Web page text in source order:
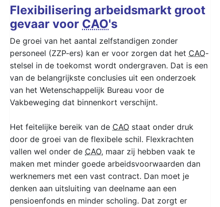
Flexibilisering arbeidsmarkt groot
gevaar voor CAO's
De groei van het aantal zelfstandigen zonder
personeel (ZZP-ers) kan er voor zorgen dat het CAO-
stelsel in de toekomst wordt ondergraven. Dat is een
van de belangrijkste conclusies uit een onderzoek
van het Wetenschappelijk Bureau voor de
Vakbeweging dat binnenkort verschijnt.
Het feitelijke bereik van de CAO staat onder druk
door de groei van de flexibele schil. Flexkrachten
vallen wel onder de CAO, maar zij hebben vaak te
maken met minder goede arbeidsvoorwaarden dan
werknemers met een vast contract. Dan moet je
denken aan uitsluiting van deelname aan een
pensioenfonds en minder scholing. Dat zorgt er